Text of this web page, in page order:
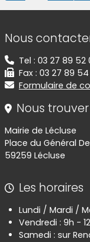
Informations
Nous
Tel : 03 27 89 52
Fax : 03 27 89
Formulaire de
Nous trouver
Mairie de Lécluse
Place du Général
59259 Lécluse
Les horaires
Lundi / Mardi /
Vendredi : 9h -
Samedi : sur